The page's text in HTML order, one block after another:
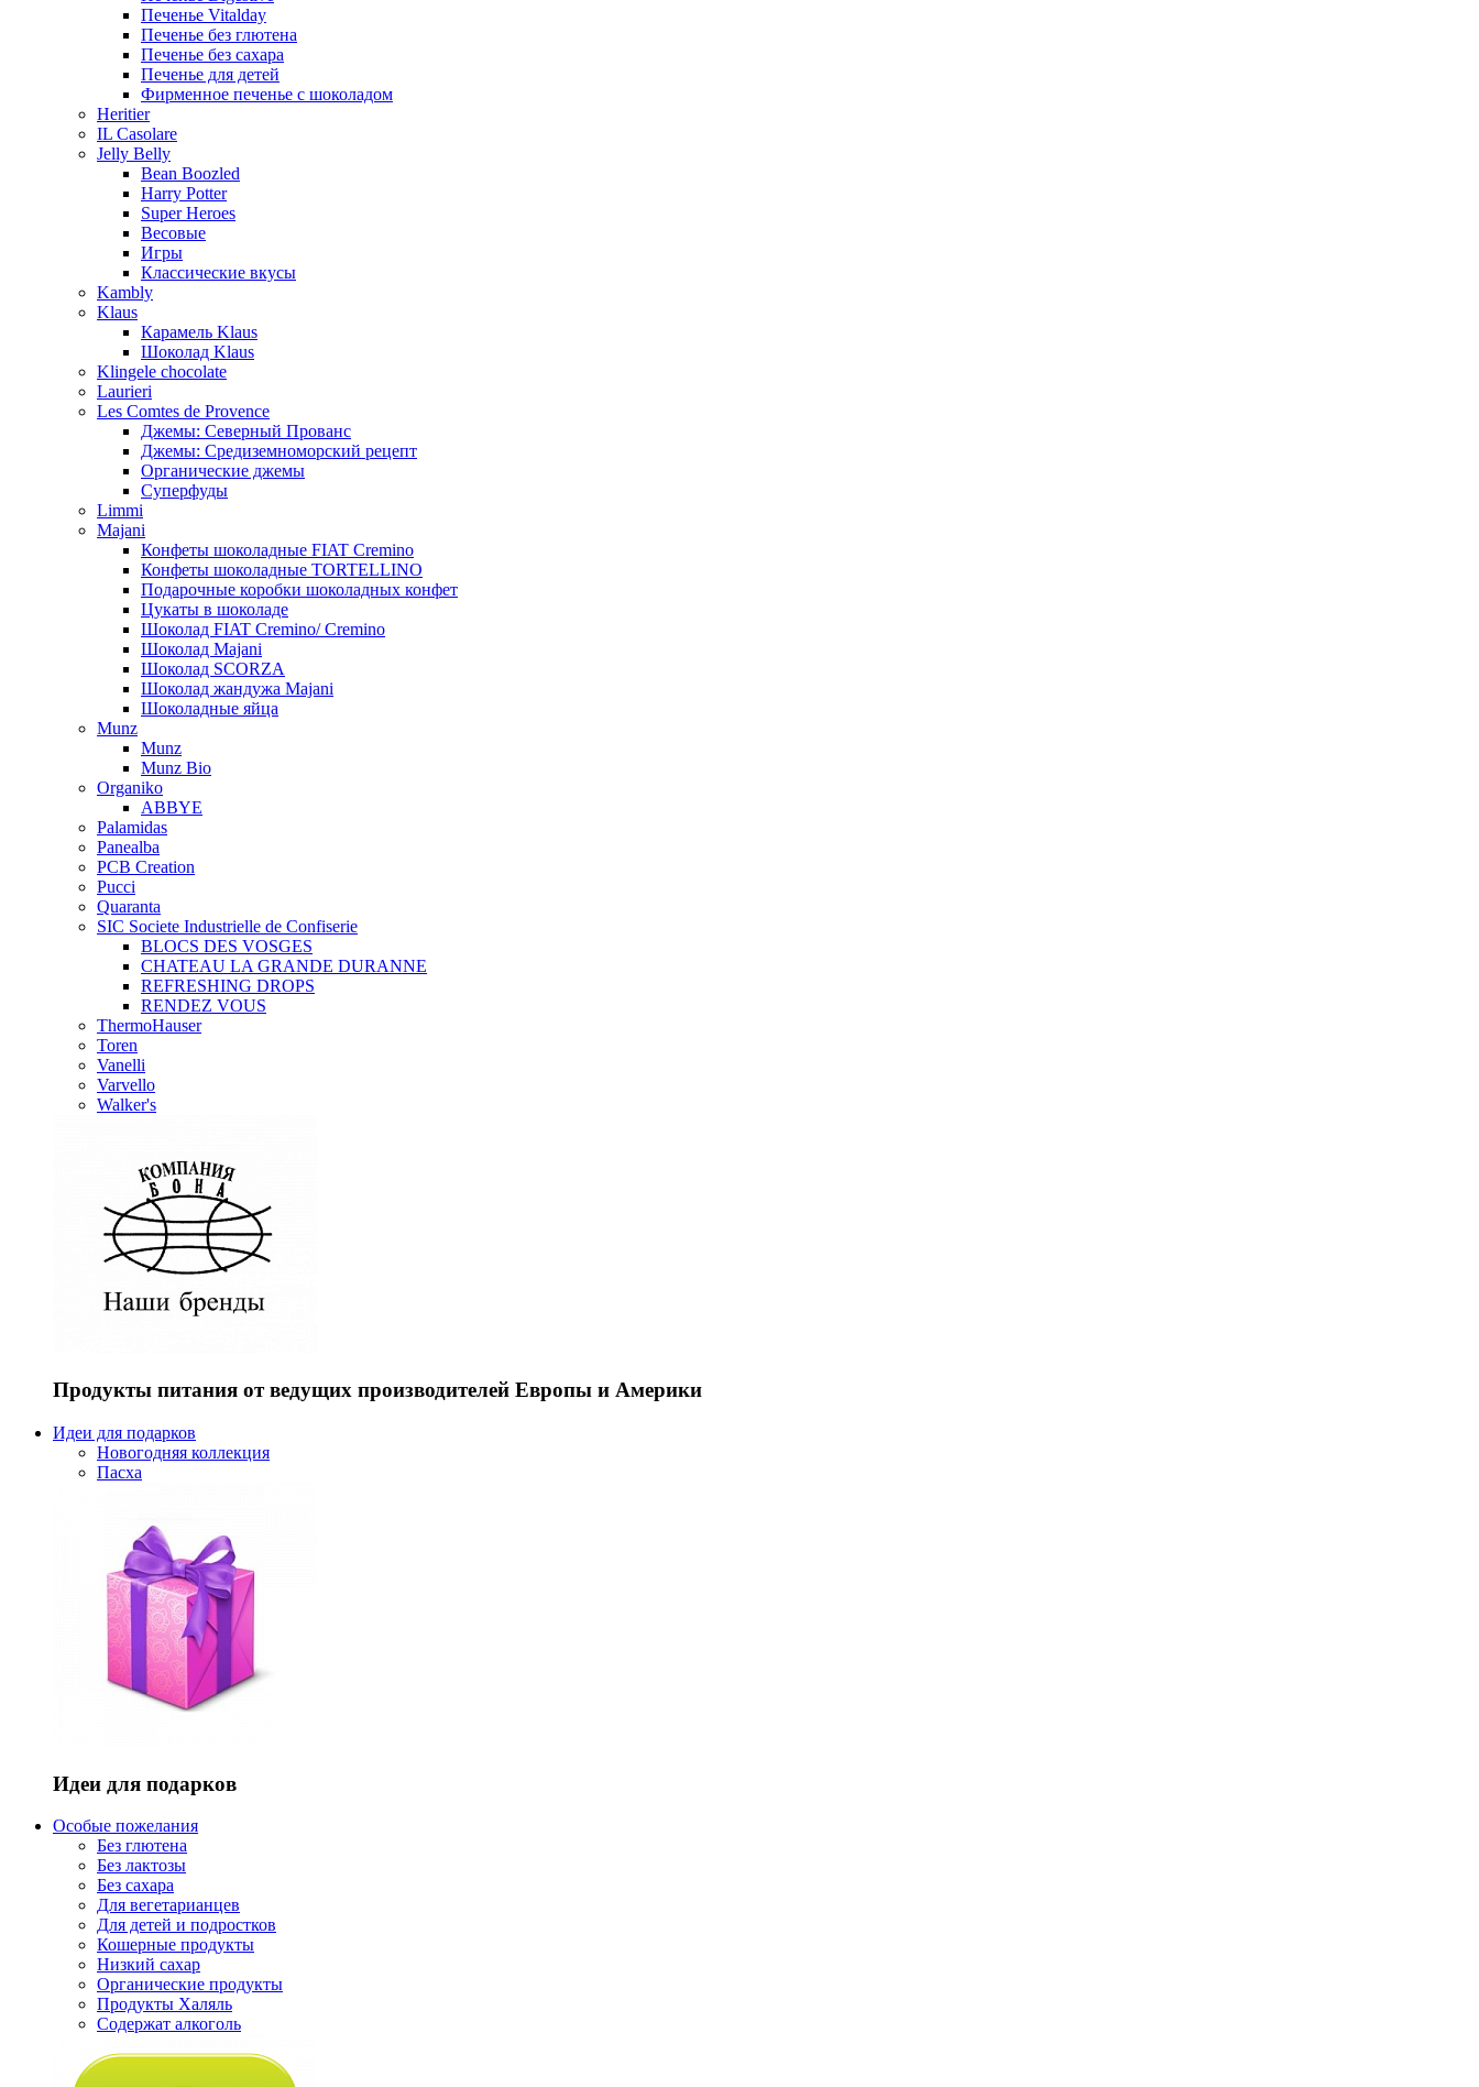
Печенье Vitalday
Печенье без глютена
Печенье без сахара
Печенье для детей
Фирменное печенье с шоколадом
Heritier
IL Casolare
Jelly Belly
Bean Boozled
Harry Potter
Super Heroes
Весовые
Игры
Классические вкусы
Kambly
Klaus
Карамель Klaus
Шоколад Klaus
Klingele chocolate
Laurieri
Les Comtes de Provence
Джемы: Северный Прованс
Джемы: Средиземноморский рецепт
Органические джемы
Суперфуды
Limmi
Majani
Конфеты шоколадные FIAT Cremino
Конфеты шоколадные TORTELLINO
Подарочные коробки шоколадных конфет
Цукаты в шоколаде
Шоколад FIAT Cremino/ Cremino
Шоколад Majani
Шоколад SCORZA
Шоколад жандужа Majani
Шоколадные яйца
Munz
Munz
Munz Bio
Organiko
ABBYE
Palamidas
Panealba
PCB Creation
Pucci
Quaranta
SIC Societe Industrielle de Confiserie
BLOCS DES VOSGES
CHATEAU LA GRANDE DURANNE
REFRESHING DROPS
RENDEZ VOUS
ThermoHauser
Toren
Vanelli
Varvello
Walker's
Продукты питания от ведущих производителей Европы и Америки
Идеи для подарков
Новогодняя коллекция
Пасха
Идеи для подарков
Особые пожелания
Без глютена
Без лактозы
Без сахара
Для вегетарианцев
Для детей и подростков
Кошерные продукты
Низкий сахар
Органические продукты
Продукты Халяль
Содержат алкоголь